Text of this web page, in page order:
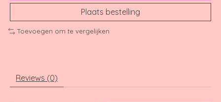
Plaats bestelling
Toevoegen om te vergelijken
Reviews (0)